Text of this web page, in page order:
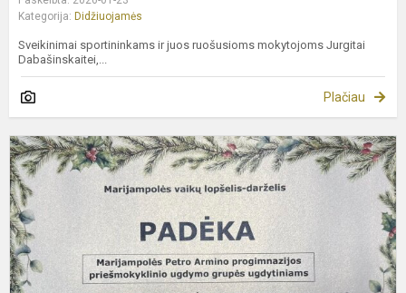
Kategorija: Didžiuojamės
Sveikinimai sportininkams ir juos ruošusioms mokytojoms Jurgitai
Dabašinskaitei,...
Plačiau